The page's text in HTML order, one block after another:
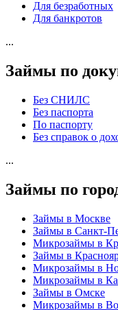
Для безработных
Для банкротов
...
Займы по
Без СНИЛС
Без паспорта
По паспорту
Без справок о
...
Займы по
Займы в Москве
Займы в Санкт-
Микрозаймы в
Займы в
Микрозаймы в
Микрозаймы в
Займы в Омске
Микрозаймы в